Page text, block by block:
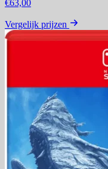
€63,00
Vergelijk prijzen